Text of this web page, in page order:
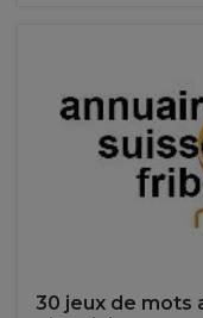
30 jeux de mots